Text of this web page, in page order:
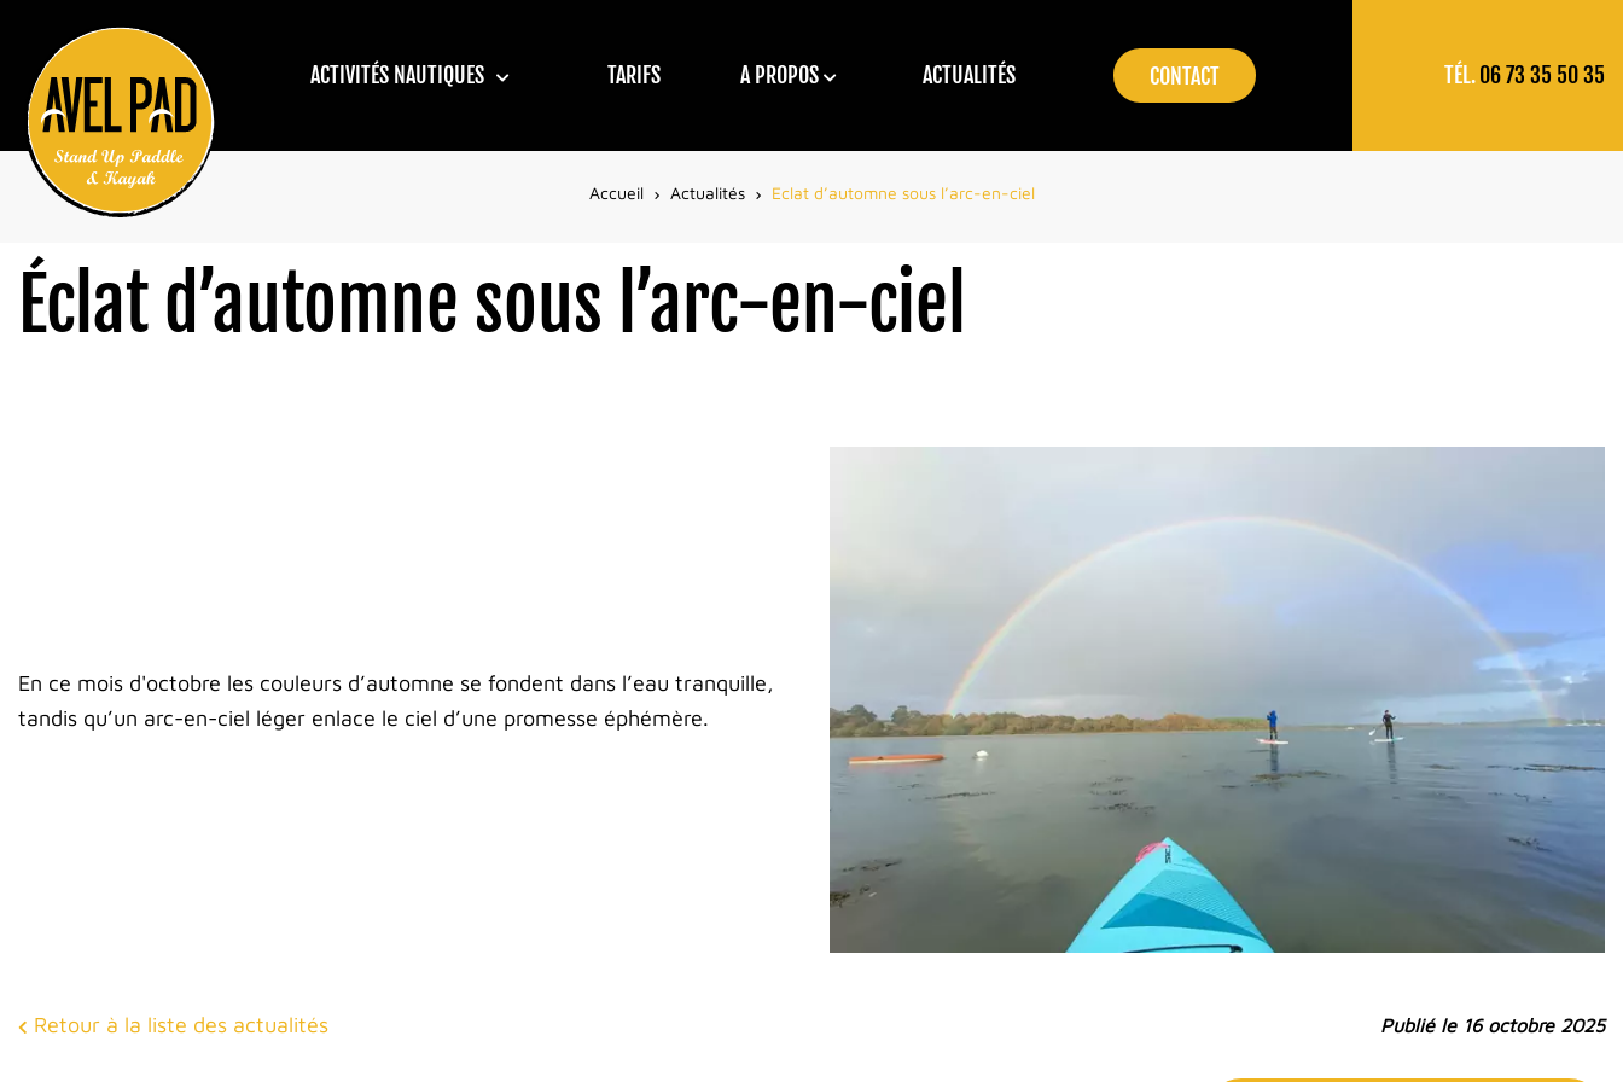
ACTIVITÉS NAUTIQUES TARIFS A PROPOS ACTUALITÉS CONTACT 06 73 35 50 35
Accueil Actualités Eclat d’automne sous l’arc-en-ciel
Éclat d’automne sous l’arc-en-ciel
En ce mois d'octobre les couleurs d’automne se fondent dans l’eau tranquille,
tandis qu’un arc-en-ciel léger enlace le ciel d’une promesse éphémère.
Retour à la liste des actualités Publié le 16 octobre 2025